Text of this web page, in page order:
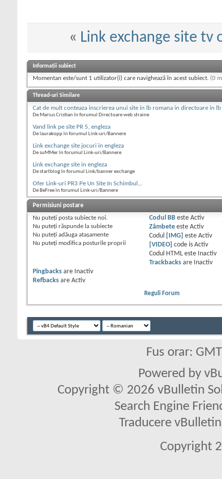
« Link exchange site tv
Informații subiect
Momentan este/sunt 1 utilizator(i) care navighează în acest subiect. (0
Thread-uri Similare
Cat de mult conteaza inscrierea unui site in lb romana in directoare in lb
De Marius Cristian în forumul Directoare web straine
Vand link pe site PR 5, engleza
De laurakopp în forumul Link-uri/Bannere
Link exchange site jocuri in engleza
De suMMer în forumul Link-uri/Bannere
Link exchange site in engleza
De startblog în forumul Link/banner exchange
Ofer Link-uri PR3 Pe Un Site In Schimbul...
De BeFree în forumul Link-uri/Bannere
Permisiuni postare
Nu puteţi posta subiecte noi.
Nu puteţi răspunde la subiecte
Nu puteţi adăuga ataşamente
Nu puteţi modifica posturile proprii
Codul BBeste Activ
Zâmbeteeste Activ
Codul
[IMG] este Activ
[VIDEO]
code is Activ
Codul HTML este
Inactiv
Trackbacksare
Inactiv
Pingbacks are
Inactiv
Refbacks are Activ
Reguli Forum
Fus orar:
Powered by
Copyright © 2026 vBulletin
Search Engine
Traducere
Copyright